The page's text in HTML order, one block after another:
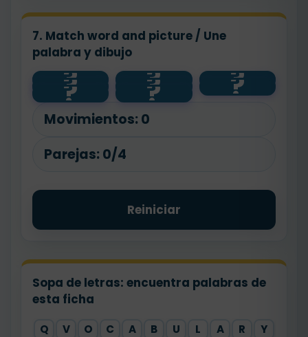
7. Match word and picture / Une
palabra y dibujo
?
brush
teeth ?
😴 ?
⏰
?
🪥 ?
sleep ?
🎒
?
wake up ?
go to
school
Movimientos: 0
Parejas: 0/4
Reiniciar
Sopa de letras: encuentra palabras de
esta ficha
Q V O C A B U L A R Y